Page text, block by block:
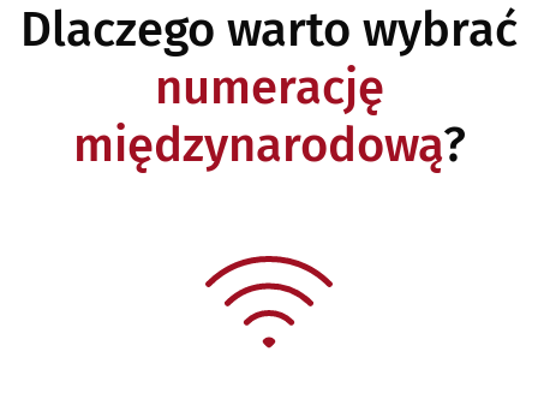
Dlaczego warto wybrać
numerację
międzynarodową?